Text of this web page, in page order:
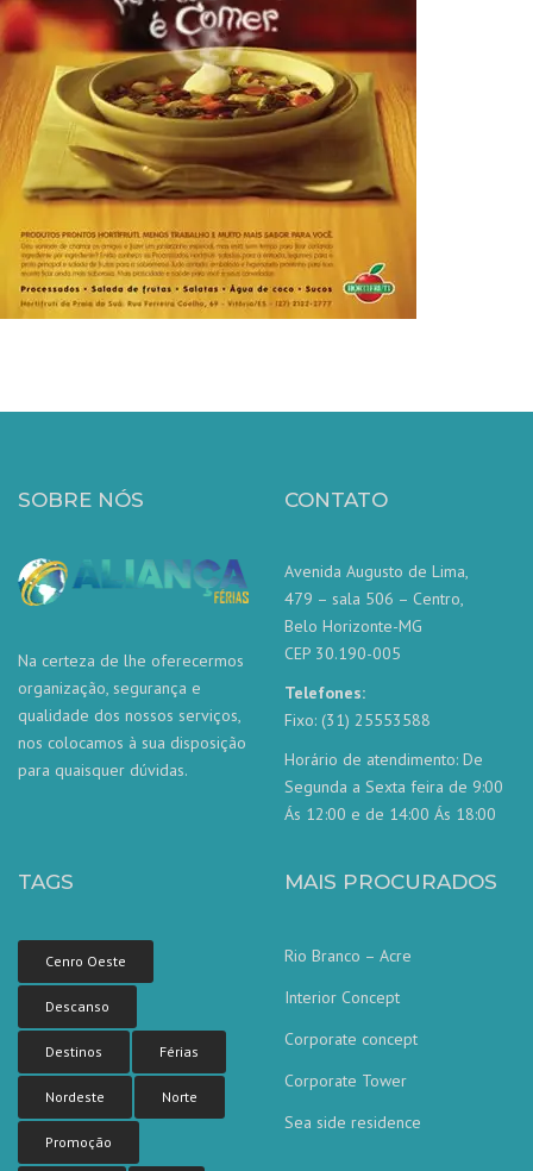
SOBRE NÓS
Na certeza de lhe oferecermos
organização, segurança e
qualidade dos nossos serviços,
nos colocamos à sua disposição
para quaisquer dúvidas.
CONTATO
Avenida Augusto de Lima,
479 – sala 506 – Centro,
Belo Horizonte-MG
CEP 30.190-005
Telefones:
Fixo: (31) 25553588
Horário de atendimento: De
Segunda a Sexta feira de 9:00
Ás 12:00 e de 14:00 Ás 18:00
TAGS
Cenro Oeste
Descanso
Destinos Férias
Nordeste Norte
Promoção
MAIS PROCURADOS
Rio Branco – Acre
Interior Concept
Corporate concept
Corporate Tower
Sea side residence